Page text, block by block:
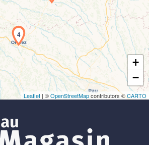
Chargement de la carte en cours...
4
+
−
Leaflet | ©OpenStreetMapcontributors ©CARTO